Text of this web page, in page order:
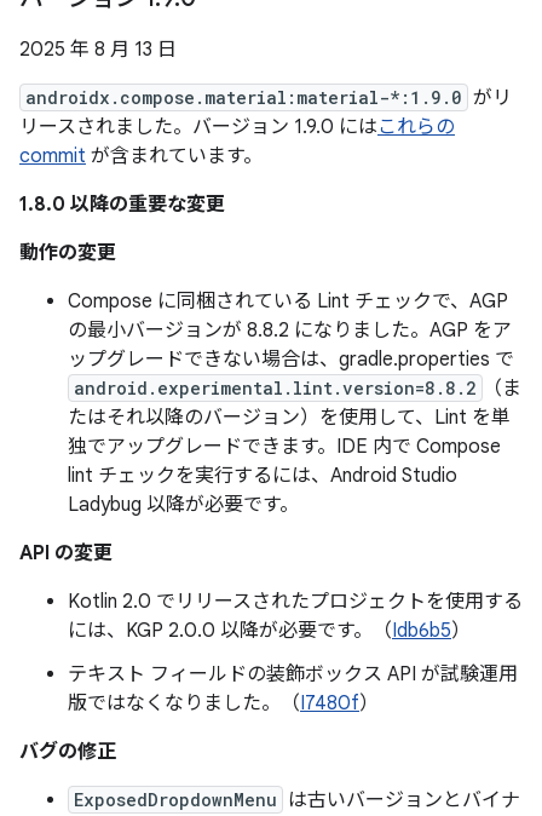
2025 年 8 月 13 日
androidx.compose.material:material-*:1.9.0 がリ
リースされました。バージョン 1.9.0 にはこれらの
commit が含まれています。
1.8.0 以降の重要な変更
動作の変更
Compose に同梱されている Lint チェックで、AGP
の最小バージョンが 8.8.2 になりました。AGP をア
ップグレードできない場合は、gradle.properties で
android.experimental.lint.version=8.8.2
（ま
たはそれ以降のバージョン）を使用して、Lint を単
独でアップグレードできます。IDE 内で Compose
lint チェックを実行するには、Android Studio
Ladybug 以降が必要です。
API の変更
Kotlin 2.0 でリリースされたプロジェクトを使用する
には、KGP 2.0.0 以降が必要です。（Idb6b5）
テキスト フィールドの装飾ボックス API が試験運用
版ではなくなりました。（I7480f）
バグの修正
ExposedDropdownMenu は古いバージョンとバイナ